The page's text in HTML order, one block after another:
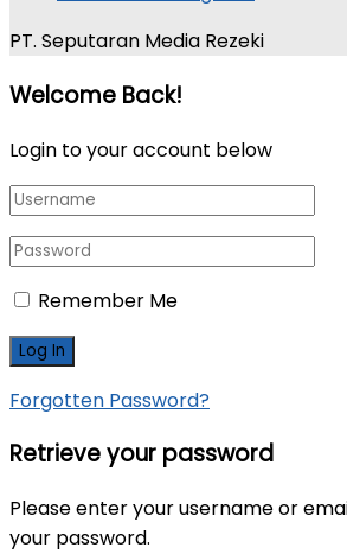
PT. Seputaran Media Rezeki
Welcome Back!
Login to your account below
Remember Me
Forgotten Password?
Retrieve your password
Please enter your username or
your password.